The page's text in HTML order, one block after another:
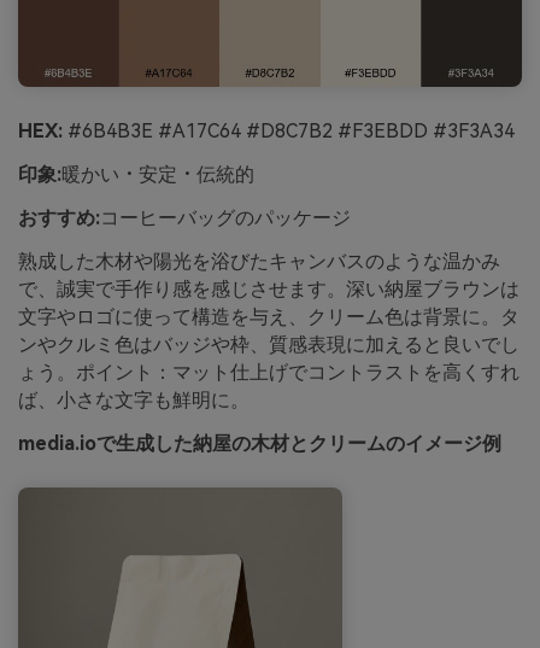
HEX: #6B4B3E #A17C64 #D8C7B2 #F3EBDD #3F3A34
印象:暖かい・安定・伝統的
おすすめ:コーヒーバッグのパッケージ
熟成した木材や陽光を浴びたキャンバスのような温かみ
で、誠実で手作り感を感じさせます。深い納屋ブラウンは
文字やロゴに使って構造を与え、クリーム色は背景に。タ
ンやクルミ色はバッジや枠、質感表現に加えると良いでし
ょう。ポイント：マット仕上げでコントラストを高くすれ
ば、小さな文字も鮮明に。
media.ioで生成した納屋の木材とクリームのイメージ例